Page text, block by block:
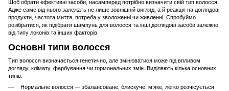
Щоб обрати ефективні засоби, насамперед потрібно визначити свій тип волосся.
Адже саме від нього залежать не лише зовнішній вигляд, а й реакція на доглядові
продукти, частота миття, потреба у зволоженні чи живленні. Спробуймо
розібратися, як підібрати шампунь для волосся та інші доглядові засоби залежно
від типу локонів та інших факторів.
Основні типи волосся
Тип волосся визначається генетично, але змінюватися може під впливом
догляду, клімату, фарбування чи гормональних змін. Виділяють кілька основних
типів:
Нормальне волосся — збалансоване, блискуче, м’яке, легко розчісується.